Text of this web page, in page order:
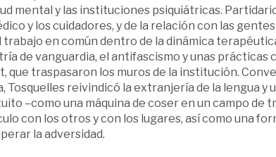
mental y las instituciones psiquiátricas.
y los cuidadores, y de la relación con las
en común dentro de la dinámica
de vanguardia, el antifascismo y unas prácticas
que traspasaron los muros de la institución.
reivindicó la extranjería de la lengua y
–como una máquina de coser en un campo de
con los otros y con los lugares, así como una
la adversidad.